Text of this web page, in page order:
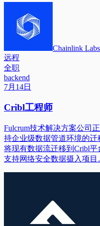
Chainlink Labs
远程
全职
backend
7月14日
Cribl工程师
Fulcrum技术解决方案公司
持企业级数据管道环境的
将现有数据流迁移到Cribl
支持网络安全数据摄入项目